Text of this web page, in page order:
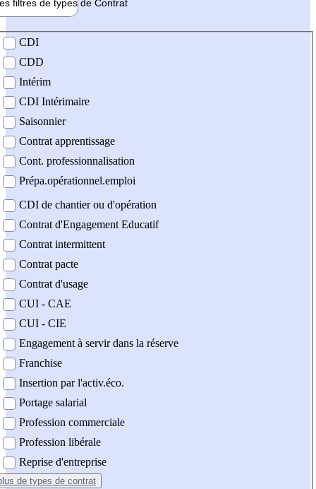
filtres de types de Contrat
contrat
CDI
CDD
Intérim
CDI Intérimaire
Saisonnier
Contrat apprentissage
Cont. professionnalisation
Prépa.opérationnel.emploi
CDI de chantier ou d'opération
Contrat d'Engagement Educatif
Contrat intermittent
Contrat pacte
Contrat d'usage
CUI - CAE
CUI - CIE
Engagement à servir dans la réserve
Franchise
Insertion par l'activ.éco.
Portage salarial
Profession commerciale
Profession libérale
Reprise d'entreprise
de types de contrat